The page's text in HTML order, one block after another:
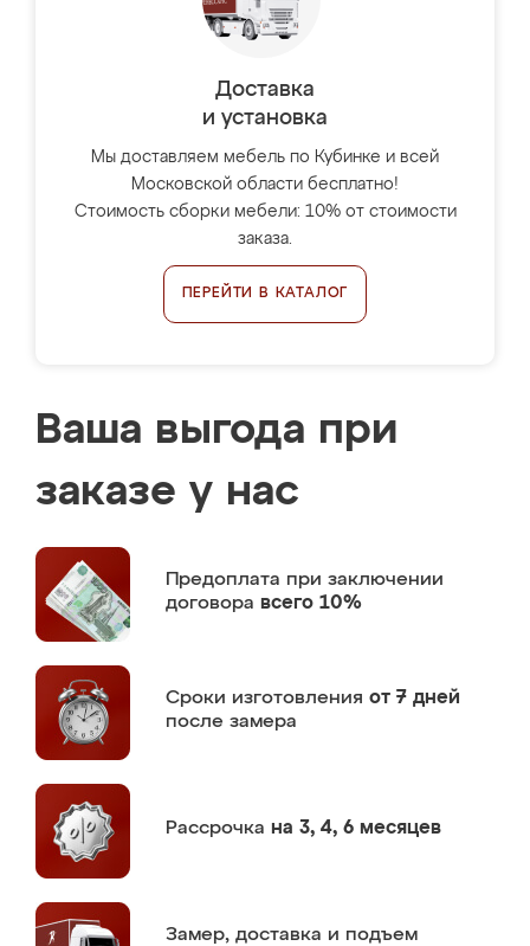
Доставка
и установка
Мы доставляем мебель по Кубинке и всей
Московской области бесплатно!
Стоимость сборки мебели: 10% от стоимости
заказа.
ПЕРЕЙТИ В КАТАЛОГ
Ваша выгода при
заказе у нас
Предоплата при заключении
договора всего 10%
Сроки изготовления от 7 дней
после замера
Рассрочка на 3, 4, 6 месяцев
Замер, доставка и подъем